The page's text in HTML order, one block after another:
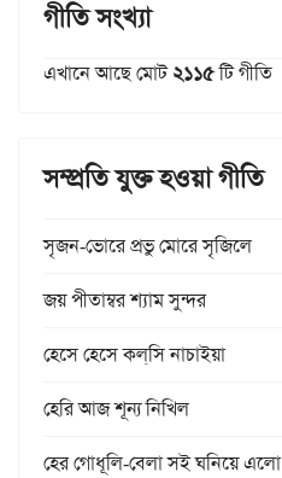
গীতি সংখ্যা
এখানে আছে মোট২১১৫টি গীতি
সম্প্রতি যুক্ত হওয়া গীতি
সৃজন-ভোরে প্রভু মোরে সৃজিলে
জয় পীতাম্বর শ্যাম সুন্দর
হেসে হেসে কল্‌সি নাচাইয়া
হেরি আজ শূন্য নিখিল
হের গোধূলি-বেলা সই ঘনিয়ে এলো